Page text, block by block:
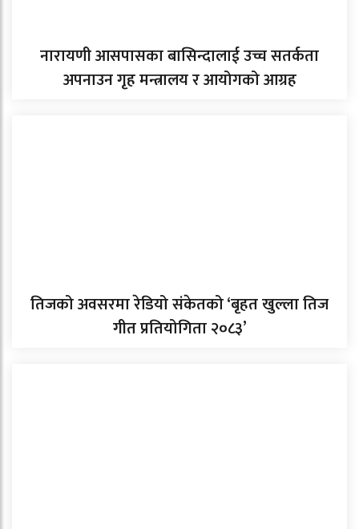
नारायणी आसपासका बासिन्दालाई उच्च सतर्कता
अपनाउन गृह मन्त्रालय र आयोगको आग्रह
तिजको अवसरमा रेडियो संकेतको ‘बृहत खुल्ला तिज
गीत प्रतियोगिता २०८३’